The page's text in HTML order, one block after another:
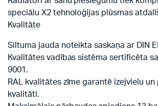
speciālu X2 tehnoloģijas plūsmas
Kvalitāte
Siltuma jauda noteikta saskaņa ar DIN
Kvalitātes vadības sistēma sertificēta
9001.
RAL kvalitātes zīme garantē izejvielu
kvalitāti.